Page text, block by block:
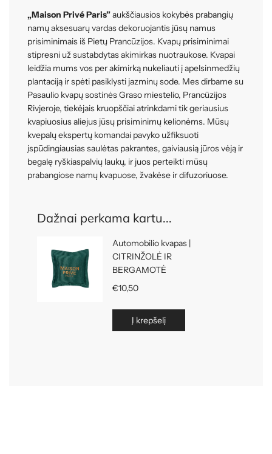
„Maison Privé Paris”aukščiausios kokybės prabangių
namų aksesuarų vardas dekoruojantis jūsų namus
prisiminimais iš Pietų Prancūzijos. Kvapų prisiminimai
stipresni už sustabdytas akimirkas nuotraukose. Kvapai
leidžia mums vos per akimirką nukeliauti į apelsinmedžių
plantaciją ir spėti pasiklysti jazminų sode. Mes dirbame su
Pasaulio kvapų sostinės Graso miestelio, Prancūzijos
Rivjeroje, tiekėjais kruopščiai atrinkdami tik geriausius
kvapiuosius aliejus jūsų prisiminimų kelionėms. Mūsų
kvepalų ekspertų komandai pavyko užfiksuoti
įspūdingiausias saulėtas pakrantes, gaiviausią jūros vėją ir
begalę ryškiaspalvių laukų, ir juos perteikti mūsų
prabangiose namų kvapuose, žvakėse ir difuzoriuose.
Dažnai perkama kartu...